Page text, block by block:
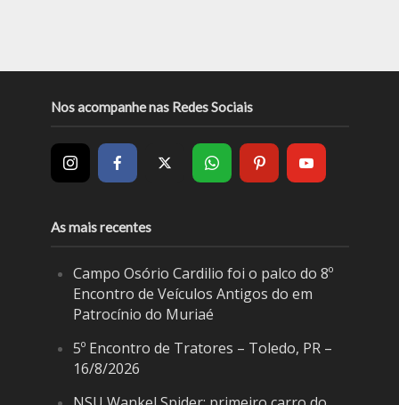
Nos acompanhe nas Redes Sociais
As mais recentes
Campo Osório Cardilio foi o palco do 8º
Encontro de Veículos Antigos do em
Patrocínio do Muriaé
5º Encontro de Tratores – Toledo, PR –
16/8/2026